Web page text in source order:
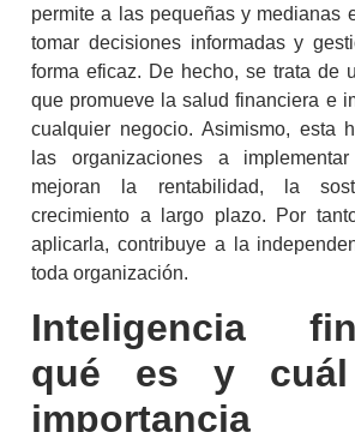
permite a las pequeñas y medianas
tomar decisiones informadas y
forma eficaz. De hecho, se trata de
que promueve la salud financiera e
cualquier negocio. Asimismo, esta
las organizaciones a
mejoran la rentabilidad, la
crecimiento a largo plazo. Por
aplicarla, contribuye a la
toda organización.
Inteligencia
qué es y
importancia